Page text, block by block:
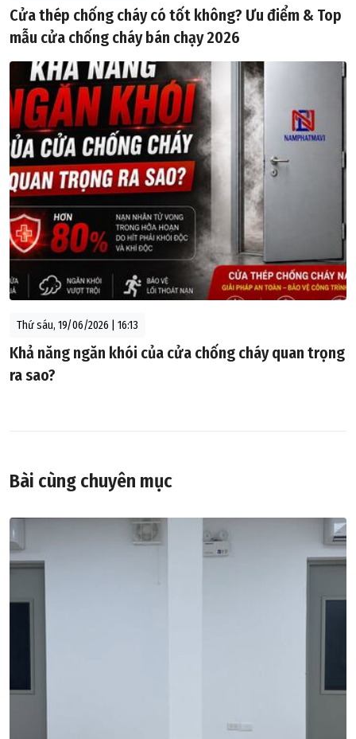
Cửa thép chống cháy có tốt không? Ưu điểm & Top
mẫu cửa chống cháy bán chạy 2026
Thứ sáu, 19/06/2026 | 16:13
Khả năng ngăn khói của cửa chống cháy quan trọng
ra sao?
Bài cùng chuyên mục